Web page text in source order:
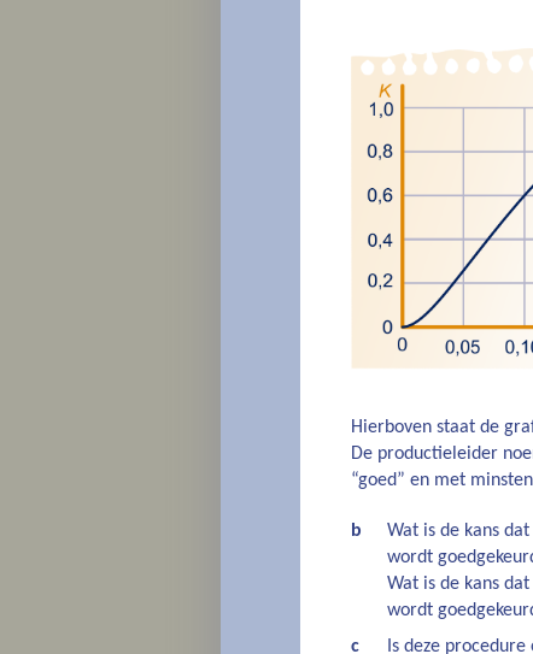
Hierboven staat de
De productieleider
“goed” en met
b Wat is de kans
wordt
Wat is de kans
wordt
c
Is deze